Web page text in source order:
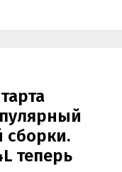
сборки.
теперь